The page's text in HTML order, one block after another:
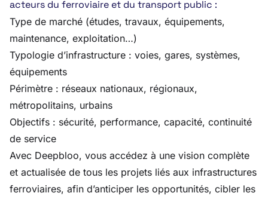
acteurs du ferroviaire et du transport public :
Type de marché (études, travaux, équipements,
maintenance, exploitation…)
Typologie d’infrastructure : voies, gares, systèmes,
équipements
Périmètre : réseaux nationaux, régionaux,
métropolitains, urbains
Objectifs : sécurité, performance, capacité, continuité
de service
Avec Deepbloo, vous accédez à une vision complète
et actualisée de tous les projets liés aux infrastructures
ferroviaires, afin d’anticiper les opportunités, cibler les